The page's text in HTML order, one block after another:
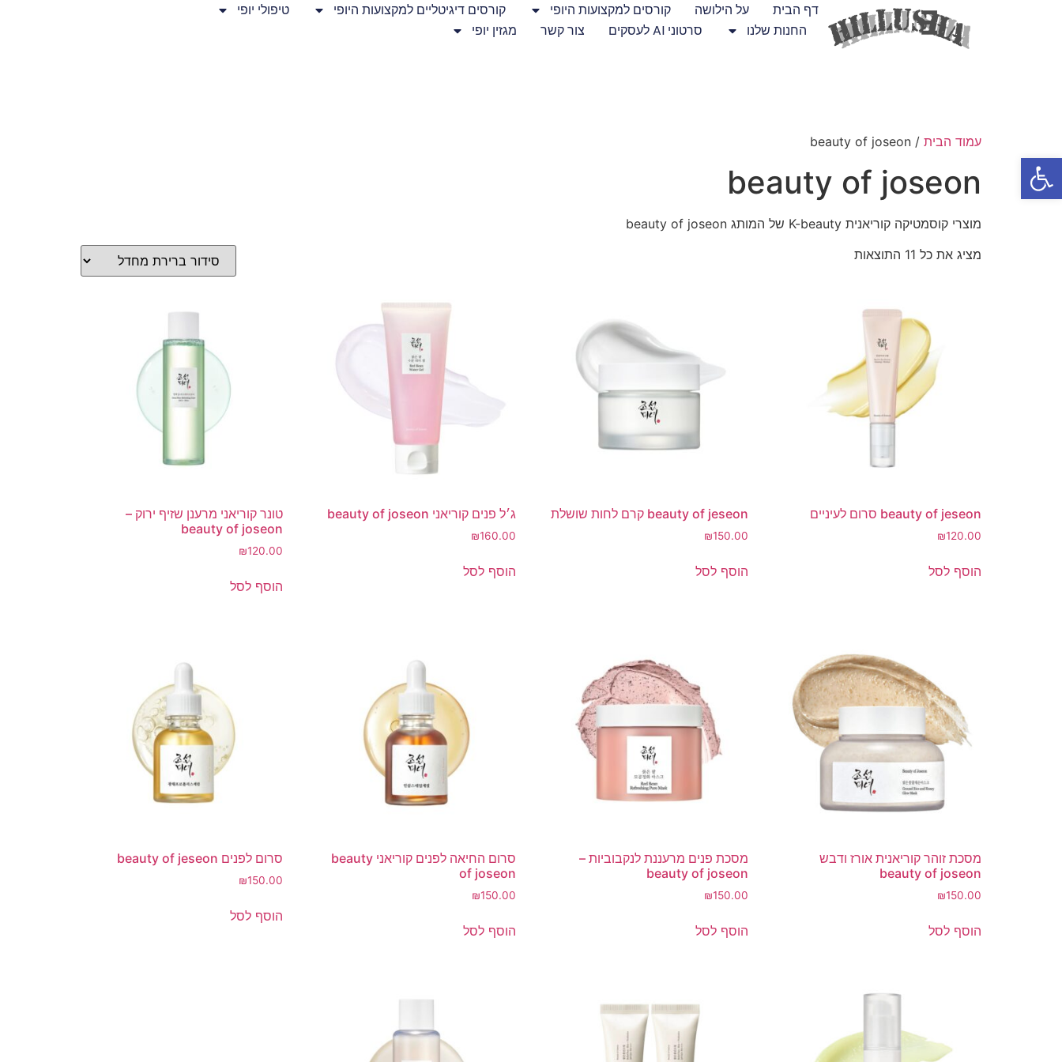
פתח סרגל נגישות
דף הבית על הילושה קורסים למקצועות היופי קורסים דיגיטליים למקצועות היופי
טיפולי יופי
החנות שלנו
סרטוני AI לעסקים צור קשר מגזין יופי
עמוד הבית / beauty of joseon
beauty of joseon
מוצרי קוסמטיקה קוריאנית K-beauty של המותג beauty of joseon
מציג את כל 11 התוצאות
beauty of jeseon סרום לעיניים
₪120.00
הוסף לסל
beauty of jeseon קרם לחות שושלת
₪150.00
הוסף לסל
ג׳ל פנים קוריאני beauty of joseon
₪160.00
הוסף לסל
טונר קוריאני מרענן שזיף ירוק –
beauty of joseon
₪120.00
הוסף לסל
מסכת זוהר קוריאנית אורז ודבש
beauty of joseon
₪150.00
הוסף לסל
מסכת פנים מרעננת לנקבוביות –
beauty of joseon
₪150.00
הוסף לסל
סרום החיאה לפנים קוריאני beauty
of joseon
₪150.00
הוסף לסל
סרום לפנים beauty of jeseon
₪150.00
הוסף לסל